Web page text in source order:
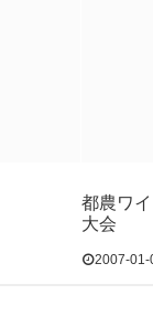
都農ワ
大会
2007-01-